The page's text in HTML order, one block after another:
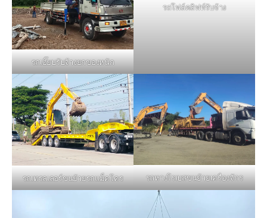
รถเฮี๊ยบรับจ้างยกของหนัก
รถโฟล์คลิฟท์รับจ้าง
รถเทรลเลอร์ขนย้ายรถแม็คโคร รถหางโรเบสขนย้ายเครื่องจักร